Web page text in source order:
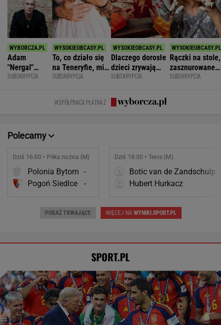
Adam
"Nergal"
Darski: Ja
SUBSKRYPCJA
To, co działo się
na Teneryfie, mi
się należało. Nie
SUBSKRYPCJA
Dlaczego dorosłe
dzieci zrywają
kontakt z
SUBSKRYPCJA
Rączki na stole,
zasznurowane
usta. Byłam
SUBSKRYPCJA
WSPÓŁPRACA PŁATNA Z
Polecamy
Dziś 16:00 • Piłka nożna (M)
Polonia Bytom -
Pogoń Siedlce
-
Dziś 18:00 • Tenis (M)
Botic van de Zandschulp
Hubert Hurkacz
POKAŻ TRWAJĄCE WIĘCEJ NAWYNIKI.SPORT.PL
SPORT.PL